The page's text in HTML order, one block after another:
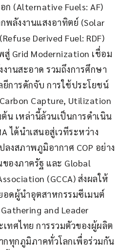
ก (Alternative Fuels: AF)
พลังงานแสงอาทิตย์ (Solar
Derived Fuel: RDF)
Grid Modernization เชื่อม
านสะอาด รวมถึงการศึกษา
การดักจับ การใช้ประโยชน์
Capture, Utilization
ต้น เหล่านี้ล้วนเป็นการดำเนิน
ได้นำเสนอสู่เวทีระหว่าง
งสภาพภูมิอากาศ COP อย่าง
องภาครัฐ และ Global
(GCCA) ส่งผลให้
อดผู้นำอุตสาหกรรมซีเมนต์
and Leader
ทศไทย การรวมตัวของผู้ผลิต
ทุกภูมิภาคทั่วโลกเพื่อร่วมกัน